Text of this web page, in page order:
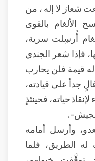
شعارَ لا إله ، من
الألغام بالقوى
أُرسِلت سرية،
فإذا شعر الجندي
قيمة فلن يحارب
جداً على قيادته،
حياته، فحينئذٍ
.
وأرسل أمامه
الطريق، فلما